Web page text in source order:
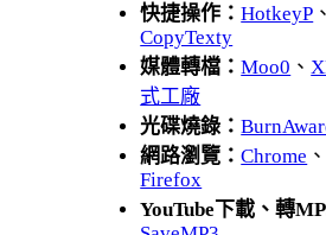
快捷操作：HotkeyP
CopyTexty
媒體轉檔：Moo0 、
式工廠
光碟燒錄：
網路瀏覽：Chrome
Firefox
YouTube下載、轉